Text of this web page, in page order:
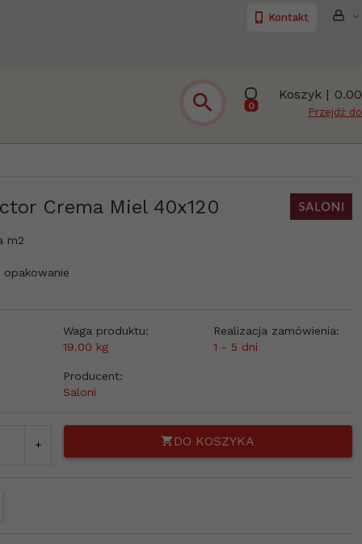
Kontakt
0
Koszyk | 0.00
Przejdź
Crema Miel 40x120
m2
opakowanie
Waga produktu:
19.00 kg
Realizacja zamówienia:
1 - 5 dni
Producent:
Saloni
DO KOSZYKA